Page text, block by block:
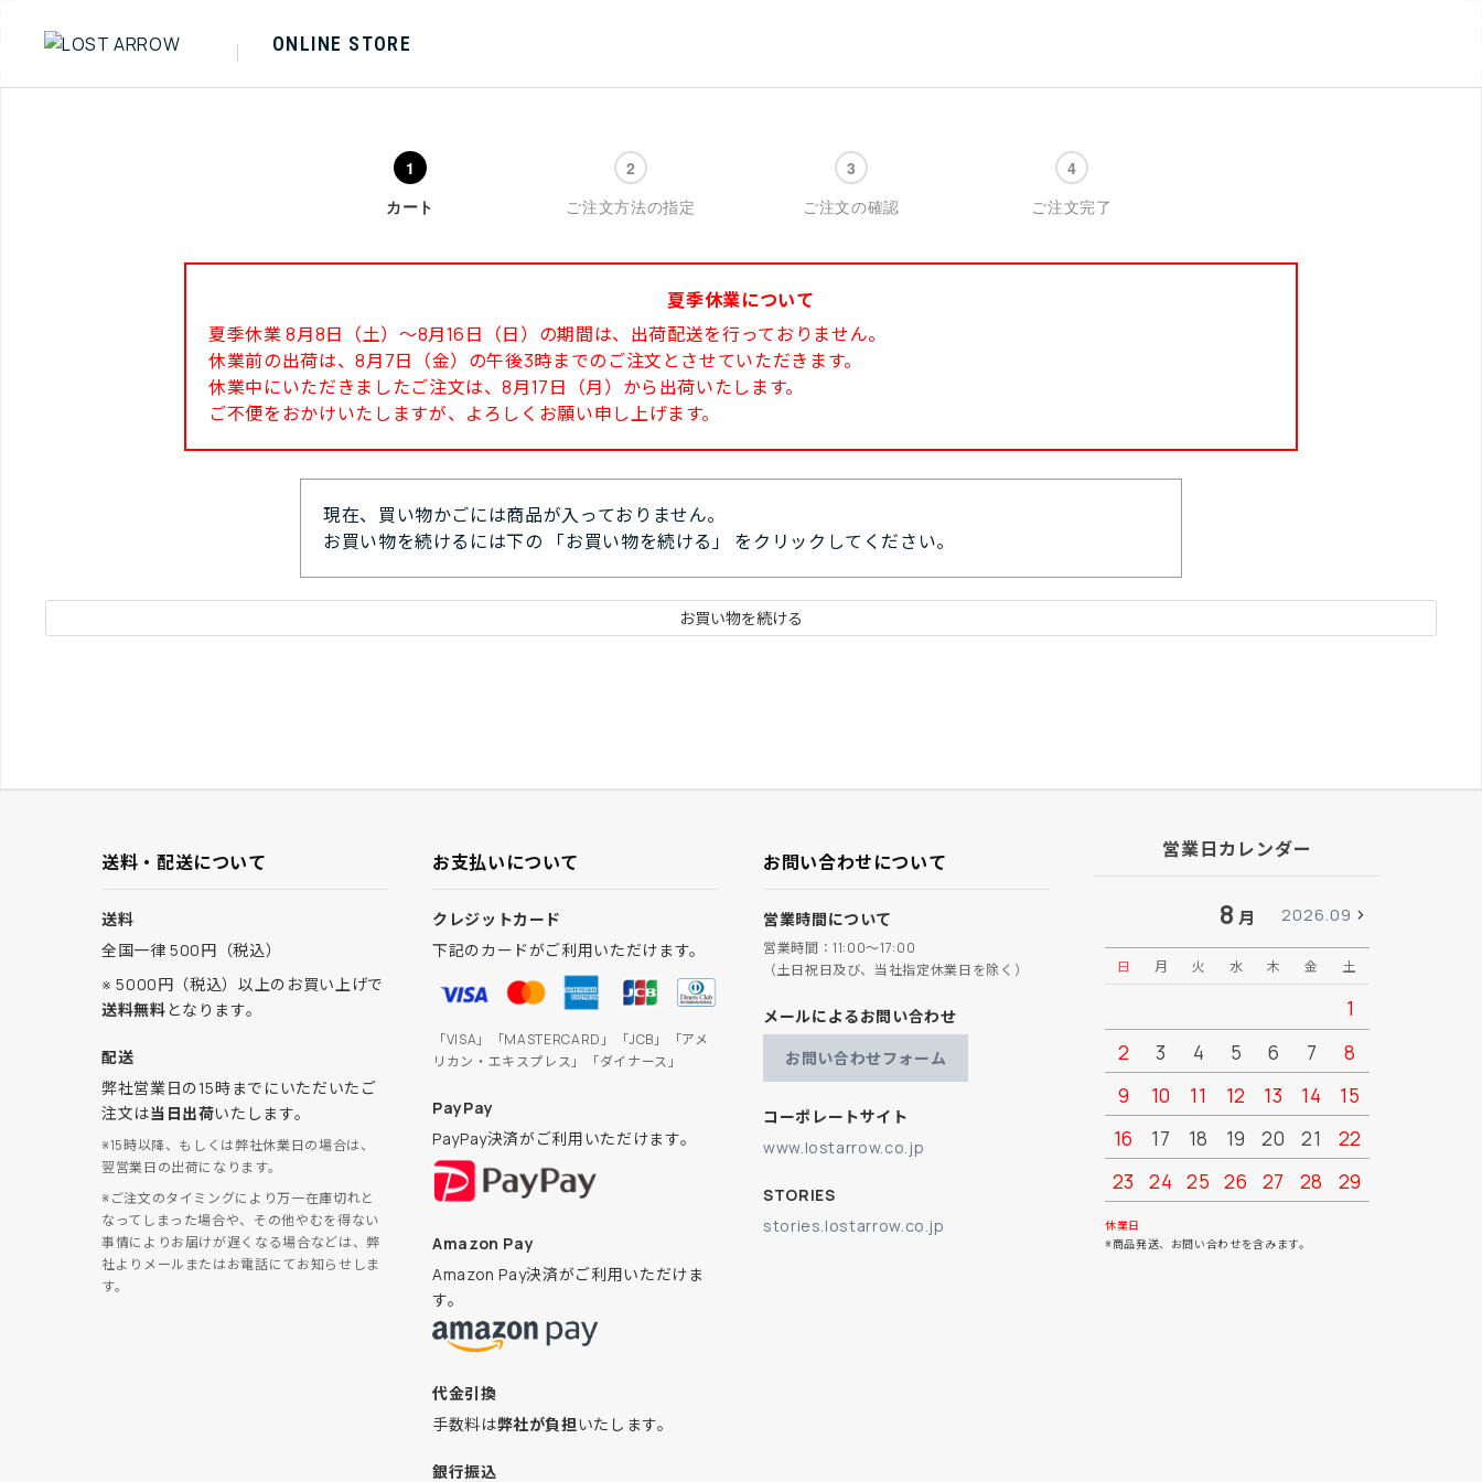
ONLINE STORE
カート ご注文方法の指定 ご注文の確認 ご注文完了
夏季休業について
夏季休業 8月8日（土）～8月16日（日）の期間は、出荷配送を行っておりません。
休業前の出荷は、8月7日（金）の午後3時までのご注文とさせていただきます。
休業中にいただきましたご注文は、8月17日（月）から出荷いたします。
ご不便をおかけいたしますが、よろしくお願い申し上げます。
現在、買い物かごには商品が入っておりません。
お買い物を続けるには下の 「お買い物を続ける」 をクリックしてください。
送料・配送について
送料
全国一律 500円（税込）
※ 5000円（税込）以上のお買い上げで
送料無料となります。
配送
弊社営業日の15時までにいただいたご
注文は当日出荷いたします。
※15時以降、もしくは弊社休業日の場合は、
翌営業日の出荷になります。
※ご注文のタイミングにより万一在庫切れと
なってしまった場合や、その他やむを得ない
事情によりお届けが遅くなる場合などは、弊
社よりメールまたはお電話にてお知らせしま
す。
お支払いについて
クレジットカード
下記のカードがご利用いただけます。
「VISA」「MASTERCARD」「JCB」「アメ
リカン・エキスプレス」「ダイナース」
PayPay
PayPay決済がご利用いただけます。
Amazon Pay
Amazon Pay決済がご利用いただけま
す。
代金引換
手数料は弊社が負担いたします。
銀行振込
お問い合わせについて
営業時間について
営業時間：11:00～17:00
（土日祝日及び、当社指定休業日を除く）
メールによるお問い合わせ
お問い合わせフォーム
コーポレートサイト
www.lostarrow.co.jp
STORIES
stories.lostarrow.co.jp
営業日カレンダー
8 月 2026.09
日 月 火 水 木 金 土
1
2
3 4 5 6 7
8
9
10 11 12 13 14
15
16
17 18 19 20 21
22
23
24 25 26 27 28
29
30
休業日
※商品発送、お問い合わせを含みます。